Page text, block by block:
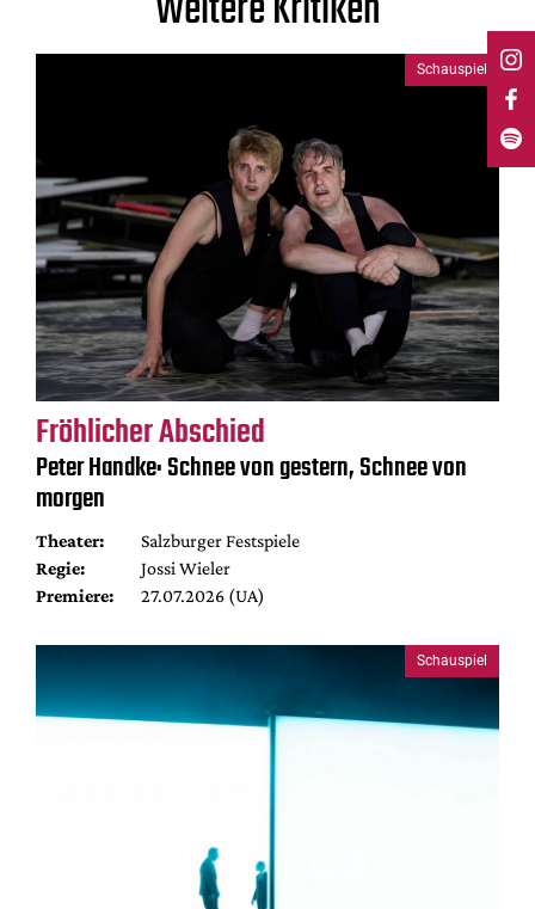
Schauspiel
Fröhlicher Abschied
Peter Handke: Schnee von gestern, Schnee von
morgen
Theater:
Salzburger Festspiele
Regie:
Jossi Wieler
Premiere:
27.07.2026 (UA)
Schauspiel